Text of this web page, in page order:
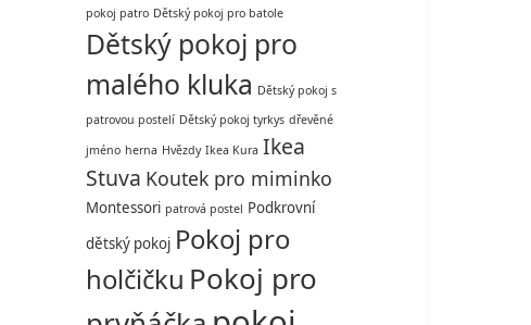
pokoj patro Dětský pokoj pro batole
Dětský pokoj pro
malého kluka Dětský pokoj s
patrovou postelí Dětský pokoj tyrkys dřevěné
jméno herna Hvězdy Ikea Kura Ikea
Stuva Koutek pro miminko
Montessori patrová postel Podkrovní
dětský pokoj Pokoj pro
holčičku Pokoj pro